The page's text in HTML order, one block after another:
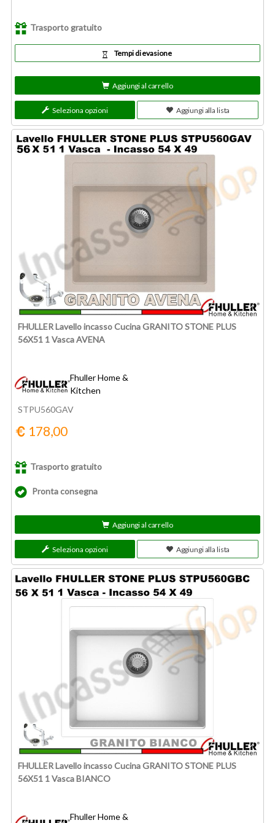
Trasporto gratuito
Tempi di evasione
Aggiungi al carrello
Seleziona opzioni Aggiungi alla lista
FHULLER Lavello incasso Cucina GRANITO STONE PLUS
56X51 1 Vasca AVENA
Fhuller Home &
Kitchen
STPU560GAV
178,00
Trasporto gratuito
Pronta consegna
Aggiungi al carrello
Seleziona opzioni Aggiungi alla lista
FHULLER Lavello incasso Cucina GRANITO STONE PLUS
56X51 1 Vasca BIANCO
Fhuller Home &